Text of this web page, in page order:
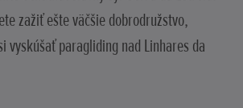
zažiť ešte väčšie dobrodružstvo,
vyskúšať paragliding nad Linhares da